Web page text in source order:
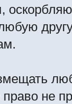
право не